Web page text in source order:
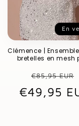
En
Clémence |
bretelles en mesh
Prix
€85,95 EUR
€49,95